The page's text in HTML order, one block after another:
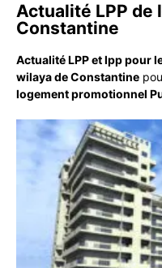
Actualité LPP de
Constantine
Actualité LPP et lpp pour
wilaya de Constantine
logement promotionnel